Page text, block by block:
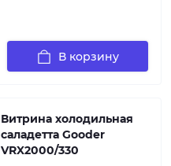
В корзину
Витрина холодильная
саладетта Gooder
VRX2000/330